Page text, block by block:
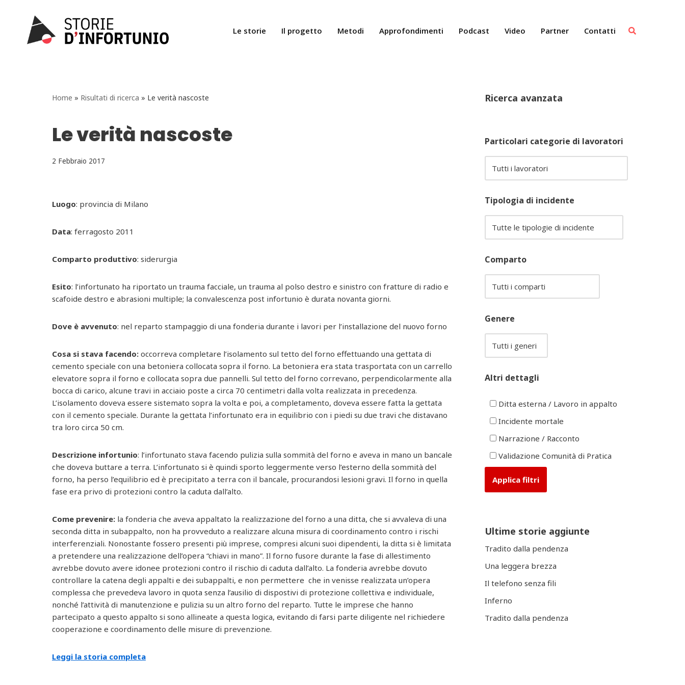
Le storie Il progetto Metodi Approfondimenti Podcast Video Partner Contatti
Home » Risultati di ricerca » Le verità nascoste
Le verità nascoste
2 Febbraio 2017
Luogo: provincia di Milano
Data: ferragosto 2011
Comparto produttivo: siderurgia
Esito: l’infortunato ha riportato un trauma facciale, un trauma al polso destro e sinistro con fratture di radio e
scafoide destro e abrasioni multiple; la convalescenza post infortunio è durata novanta giorni.
Dove è avvenuto: nel reparto stampaggio di una fonderia durante i lavori per l’installazione del nuovo forno
Cosa si stava facendo: occorreva completare l’isolamento sul tetto del forno effettuando una gettata di
cemento speciale con una betoniera collocata sopra il forno. La betoniera era stata trasportata con un carrello
elevatore sopra il forno e collocata sopra due pannelli. Sul tetto del forno correvano, perpendicolarmente alla
bocca di carico, alcune travi in acciaio poste a circa 70 centimetri dalla volta realizzata in precedenza.
L’isolamento doveva essere sistemato sopra la volta e poi, a completamento, doveva essere fatta la gettata
con il cemento speciale. Durante la gettata l’infortunato era in equilibrio con i piedi su due travi che distavano
tra loro circa 50 cm.
Descrizione infortunio: l’infortunato stava facendo pulizia sulla sommità del forno e aveva in mano un bancale
che doveva buttare a terra. L’infortunato si è quindi sporto leggermente verso l’esterno della sommità del
forno, ha perso l’equilibrio ed è precipitato a terra con il bancale, procurandosi lesioni gravi. Il forno in quella
fase era privo di protezioni contro la caduta dall’alto.
Come prevenire: la fonderia che aveva appaltato la realizzazione del forno a una ditta, che si avvaleva di una
seconda ditta in subappalto, non ha provveduto a realizzare alcuna misura di coordinamento contro i rischi
interferenziali. Nonostante fossero presenti più imprese, compresi alcuni suoi dipendenti, la ditta si è limitata
a pretendere una realizzazione dell’opera “chiavi in mano”. Il forno fusore durante la fase di allestimento
avrebbe dovuto avere idonee protezioni contro il rischio di caduta dall’alto. La fonderia avrebbe dovuto
controllare la catena degli appalti e dei subappalti, e non permettere che in venisse realizzata un’opera
complessa che prevedeva lavoro in quota senza l’ausilio di dispostivi di protezione collettiva e individuale,
nonché l’attività di manutenzione e pulizia su un altro forno del reparto. Tutte le imprese che hanno
partecipato a questo appalto si sono allineate a questa logica, evitando di farsi parte diligente nel richiedere
cooperazione e coordinamento delle misure di prevenzione.
Leggi la storia completa
Ricerca avanzata
Particolari categorie di lavoratori
Tipologia di incidente
Comparto
Genere
Altri dettagli
Ditta esterna / Lavoro in appalto
Incidente mortale
Narrazione / Racconto
Validazione Comunità di Pratica
Ultime storie aggiunte
Tradito dalla pendenza
Una leggera brezza
Il telefono senza fili
Inferno
Tradito dalla pendenza